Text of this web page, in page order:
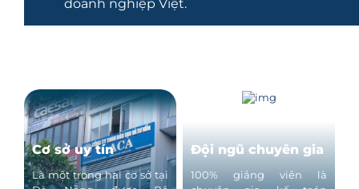
doanh nghiệp Việt.
Cơ sở uy tín
Là một trong hai cơ sở tại
Đội ngũ chuyên gia
100% giảng viên là